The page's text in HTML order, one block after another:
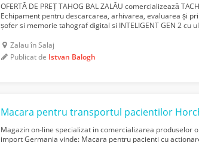
OFERTĂ DE PREȚ TAHOG BAL ZALĂU comercializează
Echipament pentru descarcarea, arhivarea, evaluarea și
șofer si memorie tahograf digital si INTELIGENT GEN 2 cu
Zalau în Salaj
Publicat de Istvan Balogh
Macara pentru transportul pacientilor
Magazin on-line specializat in comercializarea produselor
import Germania vinde: Macara pentru pacienti cu